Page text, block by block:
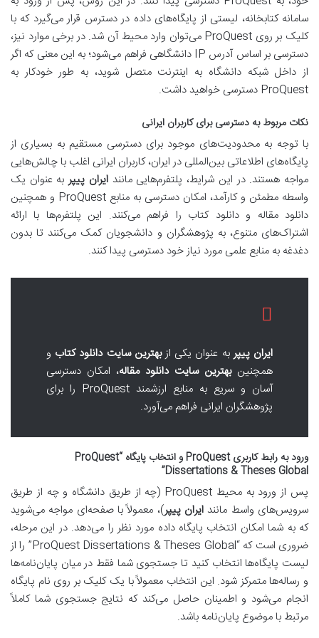
سامانه کتابخانه، لیستی از پایگاه‌های داده در دسترس قرار می‌گیرد که با
کلیک بر روی ProQuest می‌توان وارد محیط آن شد. در برخی موارد نیز،
دسترسی بر اساس آدرس IP دانشگاهی فراهم می‌شود؛ به این معنی که اگر
از داخل شبکه دانشگاه به اینترنت متصل شوید، به طور خودکار به
ProQuest دسترسی خواهید داشت.
نکات مربوط به دسترسی برای کاربران ایرانی
با توجه به محدودیت‌های موجود برای دسترسی مستقیم به بسیاری از
پایگاه‌های اطلاعاتی بین‌المللی در ایران، کاربران ایرانی اغلب با چالش‌هایی
مواجه هستند. در این شرایط، پلتفرم‌هایی مانندایران پیپربه عنوان یک
واسطه مطمئن و کارآمد، امکان دسترسی به منابع ProQuest و همچنین
دانلود مقاله و دانلود کتاب را فراهم می‌کنند. این پلتفرم‌ها با ارائه
اشتراک‌های متنوع، به پژوهشگران و دانشجویان کمک می‌کنند تا بدون
دغدغه به منابع علمی مورد نیاز خود دسترسی پیدا کنند.
ایران پیپربه عنوان یکی ازبهترین سایت دانلود کتاب و
همچنینبهترین سایت دانلود مقاله، امکان دسترسی
آسان و سریع به منابع ارزشمند ProQuest را برای
پژوهشگران ایرانی فراهم می‌آورد.
ورود به رابط کاربری ProQuest و انتخاب پایگاه “ProQuest
Dissertations & Theses Global”
پس از ورود به محیط ProQuest (چه از طریق دانشگاه و چه از طریق
سرویس‌های واسط مانند ایران پیپر)، معمولاً با صفحه‌ای مواجه می‌شوید
که به شما امکان انتخاب پایگاه داده مورد نظر را می‌دهد. در این مرحله،
ضروری است که “ProQuest Dissertations & Theses Global” را از
لیست پایگاه‌ها انتخاب کنید تا جستجوی شما فقط در میان پایان‌نامه‌ها
و رساله‌ها متمرکز شود. این انتخاب معمولاً با یک کلیک بر روی نام پایگاه
انجام می‌شود و اطمینان حاصل می‌کند که نتایج جستجوی شما کاملاً
مرتبط با موضوع پایان‌نامه باشد.